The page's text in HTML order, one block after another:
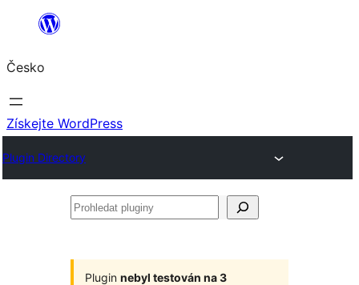
Přeskočit
obsah
Česko
Získejte WordPress
Plugin Directory
Prohledat
Plugin nebyl testován na 3